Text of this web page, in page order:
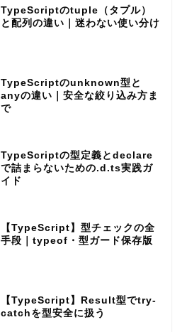
TypeScriptのtuple（タプル）
と配列の違い｜迷わない使い分け
TypeScriptのunknown型と
anyの違い｜安全な絞り込み方ま
で
TypeScriptの型定義とdeclare
で詰まらないための.d.ts実践ガ
イド
【TypeScript】型チェックの全
手段｜typeof・型ガード保存版
【TypeScript】Result型でtry-
catchを型安全に扱う